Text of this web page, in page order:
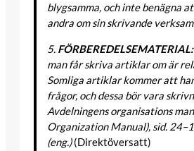
blygsamma, och inte benägna
andra om sin skrivande
5.FÖRBEREDELSEMATERIAL:
man får skriva artiklar om är
Somliga artiklar kommer att
frågor, och dessa bör vara
Avdelningens organisations
Organization Manual), sid.
(eng.)(Direktöversatt)